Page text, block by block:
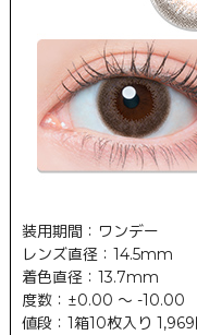
装用期間：ワンデー
レンズ直径：14.5mm
着色直径：13.7mm
度数：±0.00 ～ -10.00
値段：1箱10枚入り